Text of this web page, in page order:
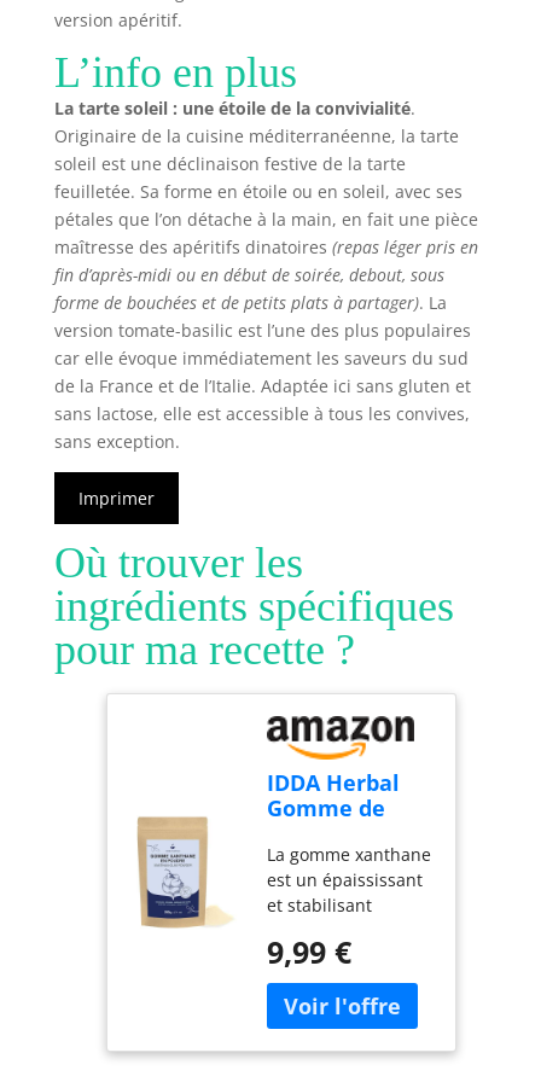
version apéritif.
L’info en plus
La tarte soleil : une étoile de la convivialité.
Originaire de la cuisine méditerranéenne, la tarte
soleil est une déclinaison festive de la tarte
feuilletée. Sa forme en étoile ou en soleil, avec ses
pétales que l’on détache à la main, en fait une pièce
maîtresse des apéritifs dinatoires (repas léger pris en
fin d’après-midi ou en début de soirée, debout, sous
forme de bouchées et de petits plats à partager). La
version tomate-basilic est l’une des plus populaires
car elle évoque immédiatement les saveurs du sud
de la France et de l’Italie. Adaptée ici sans gluten et
sans lactose, elle est accessible à tous les convives,
sans exception.
Imprimer
Où trouver les
ingrédients spécifiques
pour ma recette ?
IDDA Herbal
Gomme de
200g, Agent
Épaississant
Sans Gluten,
Xanthan Gum,
Stabilisant
Alimentaire
Naturel
La gomme xanthane
est un épaississant
et stabilisant
sucres fermentés.
Elle est largement
utilisée en
pâtisserie et en
cuisine sans gluten
9,99 €